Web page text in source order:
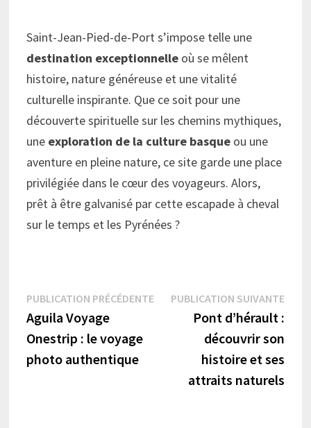
Saint-Jean-Pied-de-Port s’impose telle une
destination exceptionnelle où se mêlent
histoire, nature généreuse et une vitalité
culturelle inspirante. Que ce soit pour une
découverte spirituelle sur les chemins mythiques,
une exploration de la culture basque ou une
aventure en pleine nature, ce site garde une place
privilégiée dans le cœur des voyageurs. Alors,
prêt à être galvanisé par cette escapade à cheval
sur le temps et les Pyrénées ?
Navigation
de
l’article
PUBLICATION PRÉCÉDENTEPublication
précédente :
Aguila Voyage
Onestrip : le voyage
photo authentique
PUBLICATION SUIVANTE
Pont d’hérault :
découvrir son
histoire et ses
attraits naturels